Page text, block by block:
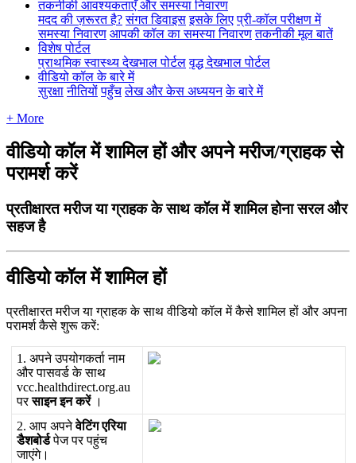
तकनीकी आवश्यकताएँ और समस्या निवारण
मदद की ज़रूरत है? संगत डिवाइस इसके लिए प्री-कॉल परीक्षण में
समस्या निवारण आपकी कॉल का समस्या निवारण तकनीकी मूल बातें
विशेष पोर्टल
प्राथमिक स्वास्थ्य देखभाल पोर्टल वृद्ध देखभाल पोर्टल
वीडियो कॉल के बारे में
सुरक्षा नीतियों पहुँच लेख और केस अध्ययन के बारे में
+ More
वीडियो कॉल में शामिल हों और अपने मरीज/ग्राहक से
परामर्श करें
प्रतीक्षारत मरीज या ग्राहक के साथ कॉल में शामिल होना सरल और
सहज है
वडय कल म शमल ह
परतकरत मरज य गरहक क सथ वडय कल म कस शमल ह और अपन
परमर कस शर कर:
1 . अपन उपयगकर नम
और पसवर क सथ
vcc.healthdirect.org.au
पर सइन इन कर ।
2. आप अपन वटग एरय
डशबर पज पर पहच
जएग।